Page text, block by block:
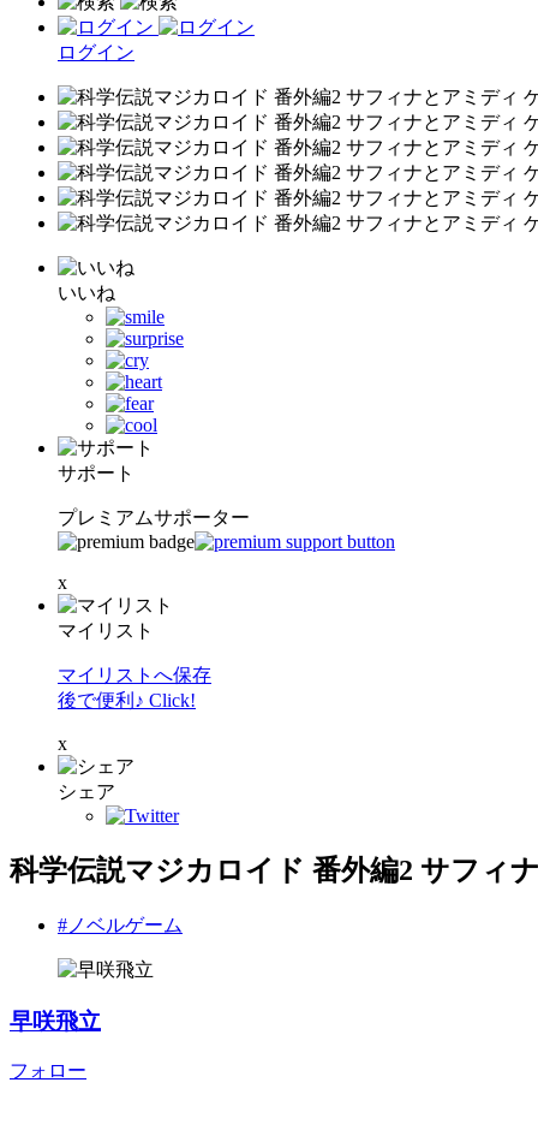
ログイン
いいね
サポート
プレミアムサポーター
x
マイリスト
マイリストへ保存
後で便利♪ Click!
x
シェア
科学伝説マジカロイド 番外編2 サフィ
#ノベルゲーム
早咲飛立
フォロー